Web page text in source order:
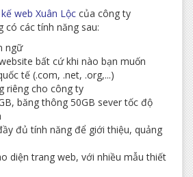
web Xuân Lộc của công ty
có các tính năng sau:
ngữ
bất cứ khi nào bạn muốn
tế (.com, .net, .org,...)
riêng cho công ty
băng thông 50GB sever tốc độ
đủ tính năng để giới thiệu, quảng
diện trang web, với nhiều mẫu thiết